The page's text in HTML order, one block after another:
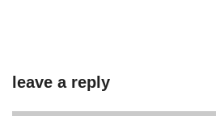
leave a reply